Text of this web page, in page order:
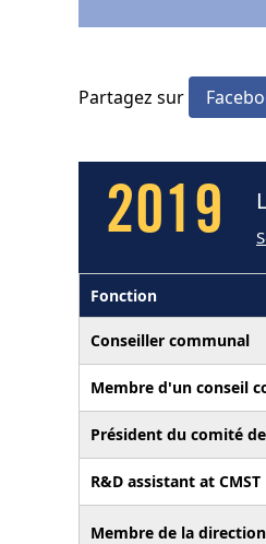
Partagez sur
2019
Fonction
Conseiller communal
Membre d'un conseil
Président du comité
R&D assistant at CMST
Membre de la direction